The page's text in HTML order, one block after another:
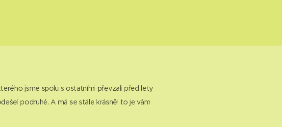
jsme spolu s ostatními převzali před lety
podruhé. A má se stále krásně! to je vám